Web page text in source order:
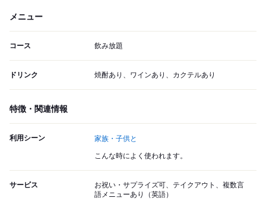
メニュー
コース 飲み放題
ドリンク 焼酎あり、ワインあり、カクテルあり
特徴・関連情報
利用シーン 家族・子供と
こんな時によく使われます。
サービス
お祝い・サプライズ可、テイクアウト、複数言
語メニューあり（英語）